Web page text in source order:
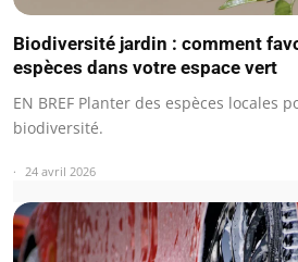
Biodiversité jardin : comment
espèces dans votre espace vert
EN BREF Planter des espèces locales
biodiversité.
24 avril 2026